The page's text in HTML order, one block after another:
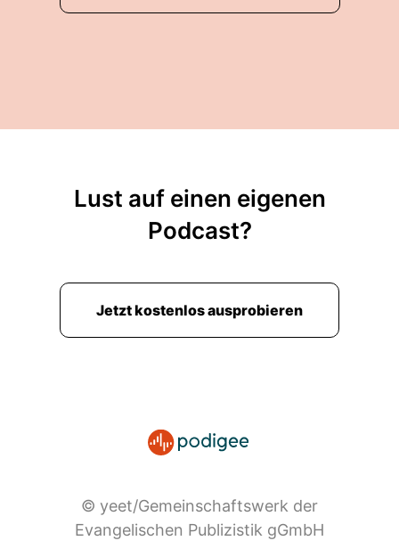
Lust auf einen eigenen
Podcast?
Jetzt kostenlos ausprobieren
© yeet/Gemeinschaftswerk der
Evangelischen Publizistik gGmbH